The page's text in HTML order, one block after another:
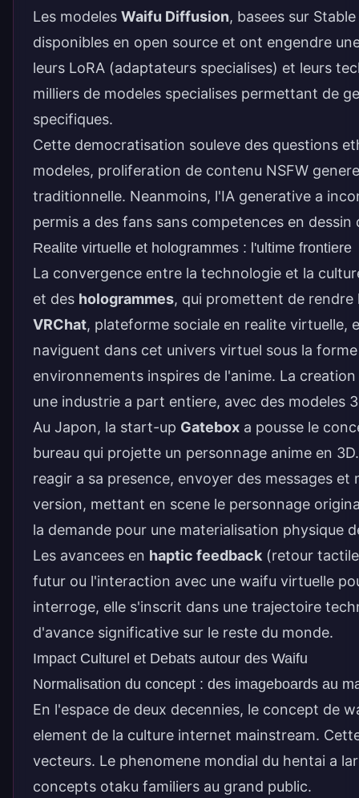
Les modeles Waifu Diffusion, basees sur
disponibles en open source et ont engendre
leurs LoRA (adaptateurs specialises) et leurs
milliers de modeles specialises permettant de
specifiques.
Cette democratisation souleve des questions
modeles, proliferation de contenu NSFW
traditionnelle. Neanmoins, l'IA generative a
permis a des fans sans competences en
Realite virtuelle et hologrammes : l'ultime frontiere
La convergence entre la technologie et la
et des hologrammes, qui promettent de rendre
VRChat, plateforme sociale en realite virtuelle,
naviguent dans cet univers virtuel sous la
environnements inspires de l'anime. La
une industrie a part entiere, avec des modeles
Au Japon, la start-up Gatebox a pousse le
bureau qui projette un personnage anime en
reagir a sa presence, envoyer des messages
version, mettant en scene le personnage
la demande pour une materialisation physique
Les avancees en haptic feedback (retour
futur ou l'interaction avec une waifu virtuelle
interroge, elle s'inscrit dans une trajectoire
d'avance significative sur le reste du monde.
Impact Culturel et Debats autour des Waifu
Normalisation du concept : des imageboards au
En l'espace de deux decennies, le concept de
element de la culture internet mainstream.
vecteurs. Le phenomene mondial du hentai a
concepts otaku familiers au grand public.